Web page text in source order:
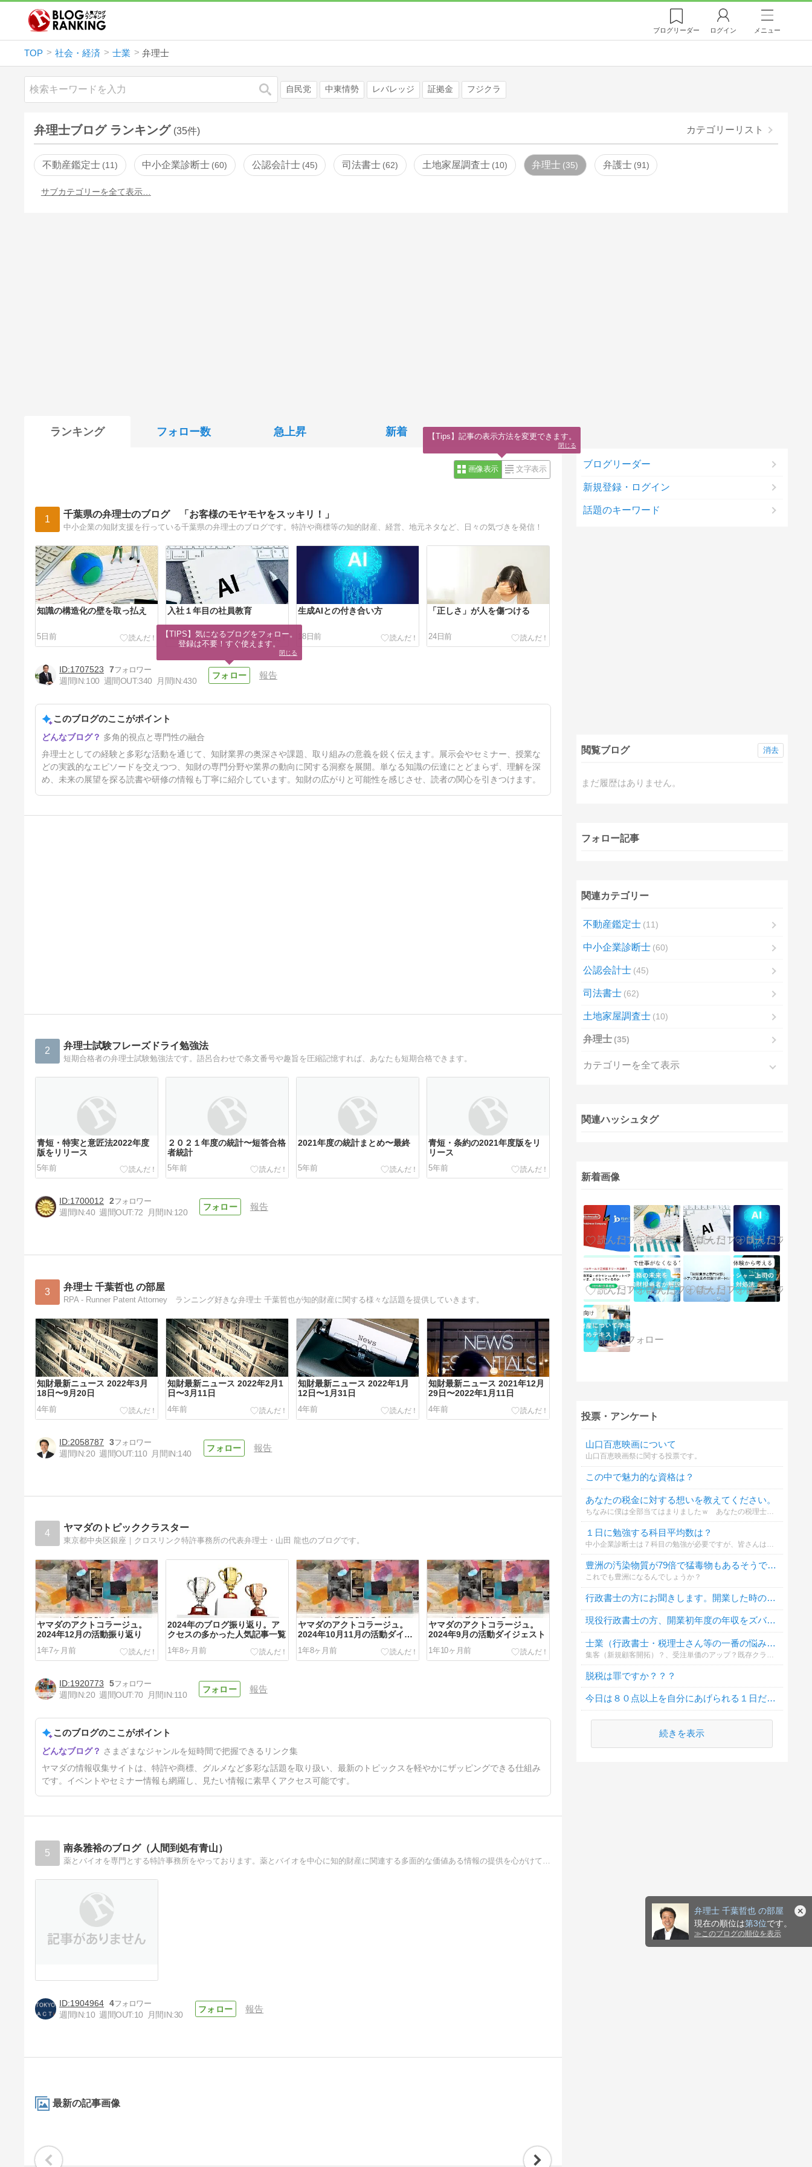
弁理士 千葉哲也 の部屋
現在の順位は第3位です。
≫ このブログの順位を表示
ブログリーダー ログイン メニュー
TOP 社会・経済 士業 弁理士
検索 自民党 中東情勢 レバレッジ 証拠金 フジクラ
弁理士ブログ ランキング (35件) カテゴリーリスト
不動産鑑定士 11 中小企業診断士 60 公認会計士 45 司法書士 62 土地家屋調査士 10 弁理士 35 弁護士 91
サブカテゴリーを全て表示…
ランキング フォロー数 急上昇 新着
画像表示 文字表示
1 千葉県の弁理士のブログ 「お客様のモヤモヤをスッキリ！」
中小企業の知財支援を行っている千葉県の弁理士のブログです。特許や商標等の知的財産、経営、地元ネタなど、日々の気づきを発信！
知識の構造化の壁を取っ払え
5日前
入社１年目の社員教育
12日前
生成AIとの付き合い方
18日前
「正しさ」が人を傷つける
24日前
【弁理士の日記念ブログ企画
2026】「知財業界と専門分
37日前
1707523
7
週間IN:100 週間OUT:340 月間IN:430
報告
このブログのここがポイント
多角的視点と専門性の融合
弁理士としての経験と多彩な活動を通じて、知財業界の奥深さや課題、取り組みの意義を鋭く伝えます。展示会やセミナー、授業な
どの実践的なエピソードを交えつつ、知財の専門分野や業界の動向に関する洞察を展開。単なる知識の伝達にとどまらず、理解を深
め、未来の展望を探る読書や研修の情報も丁寧に紹介しています。知財の広がりと可能性を感じさせ、読者の関心を引きつけます。
2 弁理士試験フレーズドライ勉強法
短期合格者の弁理士試験勉強法です。語呂合わせで条文番号や趣旨を圧縮記憶すれば、あなたも短期合格できます。
青短・特実と意匠法2022年度
版をリリース
5年前
２０２１年度の統計〜短答合格
者統計
5年前
2021年度の統計まとめ〜最終
5年前
青短・条約の2021年度版をリ
リース
5年前
1700012
2
週間IN:40 週間OUT:72 月間IN:120
報告
3 弁理士 千葉哲也 の部屋
RPA - Runner Patent Attorney ランニング好きな弁理士 千葉哲也が知的財産に関する様々な話題を提供していきます。
知財最新ニュース 2022年3月
18日〜9月20日
4年前
知財最新ニュース 2022年2月1
日〜3月11日
4年前
知財最新ニュース 2022年1月
12日〜1月31日
4年前
知財最新ニュース 2021年12月
29日〜2022年1月11日
4年前
2058787
3
週間IN:20 週間OUT:110 月間IN:140
報告
4 ヤマダのトピッククラスター
東京都中央区銀座｜クロスリンク特許事務所の代表弁理士・山田 龍也のブログです。
ヤマダのアクトコラージュ。
2024年12月の活動振り返り
1年7ヶ月前
2024年のブログ振り返り。ア
クセスの多かった人気記事一覧
1年8ヶ月前
ヤマダのアクトコラージュ。
2024年10月11月の活動ダイジ
1年8ヶ月前
ヤマダのアクトコラージュ。
2024年9月の活動ダイジェスト
1年10ヶ月前
ヤマダのブログコラージュ。
2024年8月の情報発信ダイジェ
1年11ヶ月前
1920773
5
週間IN:20 週間OUT:70 月間IN:110
報告
このブログのここがポイント
さまざまなジャンルを短時間で把握できるリンク集
ヤマダの情報収集サイトは、特許や商標、グルメなど多彩な話題を取り扱い、最新のトピックスを軽やかにザッピングできる仕組み
です。イベントやセミナー情報も網羅し、見たい情報に素早くアクセス可能です。
5 南条雅裕のブログ（人間到処有青山）
1904964 4
週間IN:10 週間OUT:10 月間IN:30
報告
最新の記事画像
ブログリーダー
新規登録・ログイン
話題のキーワード
閲覧ブログ
まだ履歴はありません。
消去
フォロー記事
関連カテゴリー
不動産鑑定士 11
中小企業診断士 60
公認会計士 45
司法書士 62
土地家屋調査士 10
弁理士 35
カテゴリーを全て表示
関連ハッシュタグ
新着画像
投票・アンケート
山口百恵映画について
山口百恵映画祭に関する投票です。
この中で魅力的な資格は？
あなたの税金に対する想いを教えてください。
１日に勉強する科目平均数は？
豊洲の汚染物質が79倍で猛毒物もあるそうですが
これでも豊洲になるんでしょうか？
行政書士の方にお聞きします。開業した時の年齢はおいくつでしたか？
現役行政書士の方、開業初年度の年収をズバリ教えて下さい！
士業（行政書士・税理士さん等の一番の悩みは何ですか？
脱税は罪ですか？？？
今日は８０点以上を自分にあげられる１日だった？
続きを表示
【TIPS】気になるブログをフォロー。
登録は不要！すぐ使えます。
閉じる
【Tips】記事の表示方法を変更できます。
閉じる